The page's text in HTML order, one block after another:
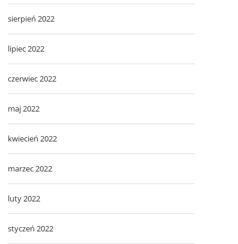
sierpień 2022
lipiec 2022
czerwiec 2022
maj 2022
kwiecień 2022
marzec 2022
luty 2022
styczeń 2022